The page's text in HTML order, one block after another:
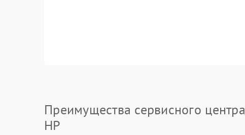
Преимущества сервисного центра
HP